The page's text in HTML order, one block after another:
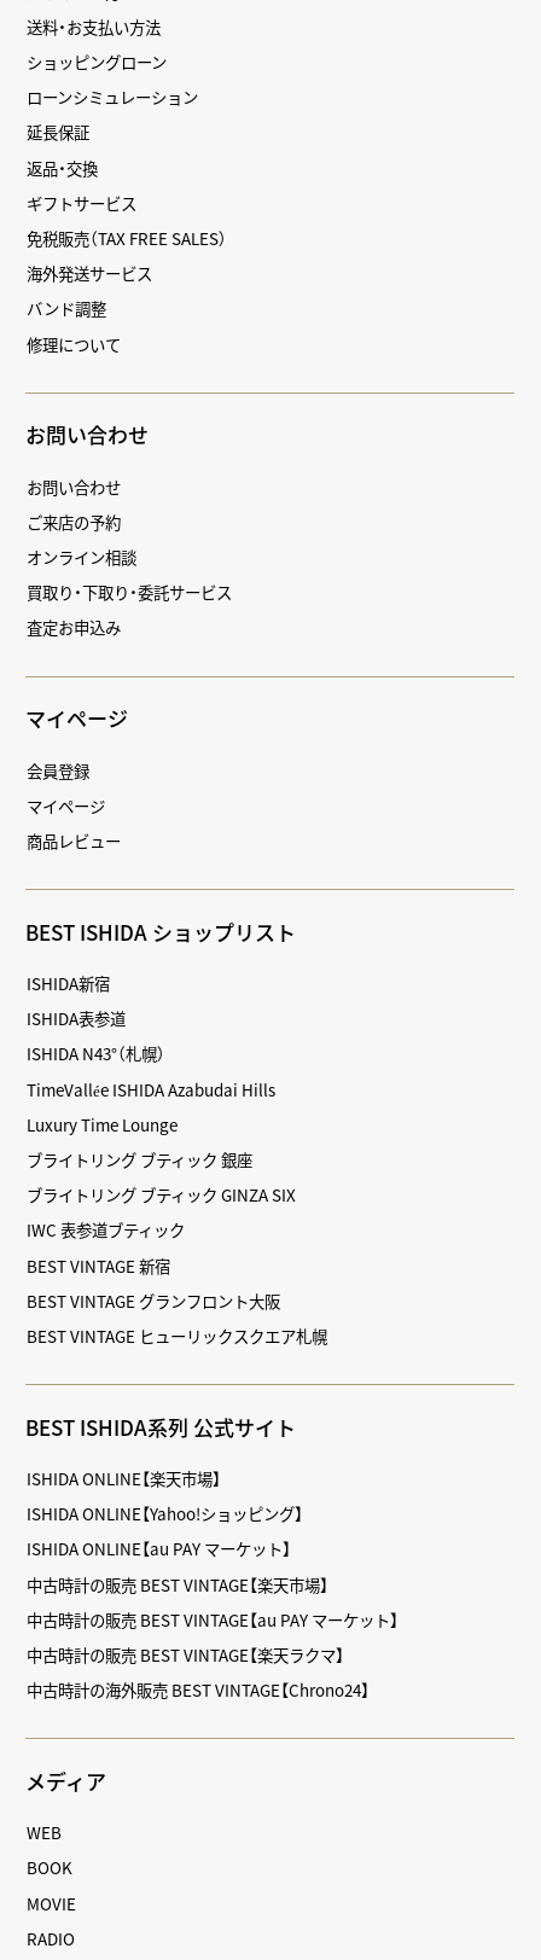
送料・お支払い方法
ショッピングローン
ローンシミュレーション
延長保証
返品・交換
ギフトサービス
免税販売（TAX FREE SALES）
海外発送サービス
バンド調整
修理について
お問い合わせ
お問い合わせ
ご来店の予約
オンライン相談
買取り・下取り・委託サービス
査定お申込み
マイページ
会員登録
マイページ
商品レビュー
BEST ISHIDA ショップリスト
ISHIDA新宿
ISHIDA表参道
ISHIDA N43°（札幌）
TimeVallée ISHIDA Azabudai Hills
Luxury Time Lounge
ブライトリング ブティック 銀座
ブライトリング ブティック GINZA SIX
IWC 表参道ブティック
BEST VINTAGE 新宿
BEST VINTAGE グランフロント大阪
BEST VINTAGE ヒューリックスクエア札幌
BEST ISHIDA系列 公式サイト
ISHIDA ONLINE【楽天市場】
ISHIDA ONLINE【Yahoo!ショッピング】
ISHIDA ONLINE【au PAY マーケット】
中古時計の販売 BEST VINTAGE【楽天市場】
中古時計の販売 BEST VINTAGE【au PAY マーケット】
中古時計の販売 BEST VINTAGE【楽天ラクマ】
中古時計の海外販売 BEST VINTAGE【Chrono24】
メディア
WEB
BOOK
MOVIE
RADIO